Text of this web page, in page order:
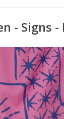
- Signs -